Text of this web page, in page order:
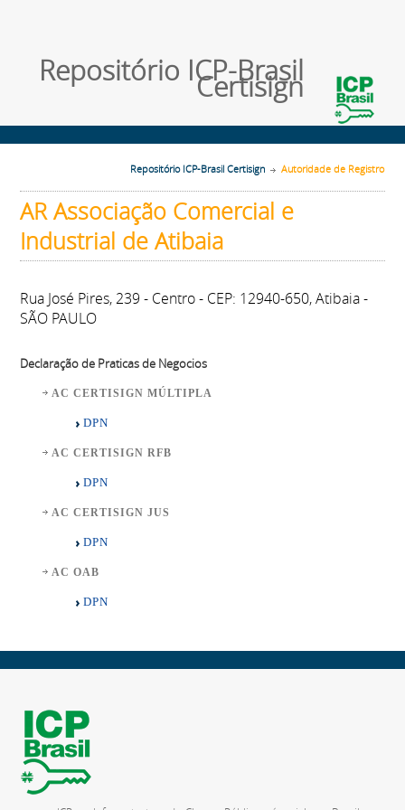
Repositório ICP-Brasil
Certisign
Repositório ICP-Brasil Certisign Autoridade de Registro
AR Associação Comercial e
Industrial de Atibaia
Rua José Pires, 239 - Centro - CEP: 12940-650, Atibaia -
SÃO PAULO
Declaração de Praticas de Negocios
AC CERTISIGN MÚLTIPLA
DPN
AC CERTISIGN RFB
DPN
AC CERTISIGN JUS
DPN
AC OAB
DPN